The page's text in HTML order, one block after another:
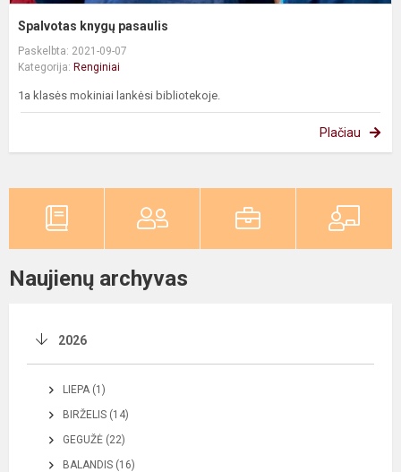
Spalvotas knygų pasaulis
Paskelbta: 2021-09-07
Kategorija: Renginiai
1a klasės mokiniai lankėsi bibliotekoje.
Plačiau
Naujienų archyvas
2026
LIEPA (1)
BIRŽELIS (14)
GEGUŽĖ (22)
BALANDIS (16)